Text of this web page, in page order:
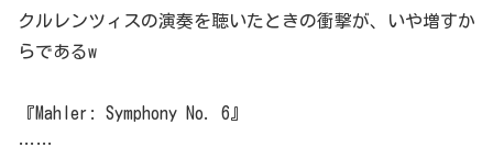
クルレンツィスの演奏を聴いたときの衝撃が、いや増すか
らであるw
『Mahler: Symphony No. 6』
……